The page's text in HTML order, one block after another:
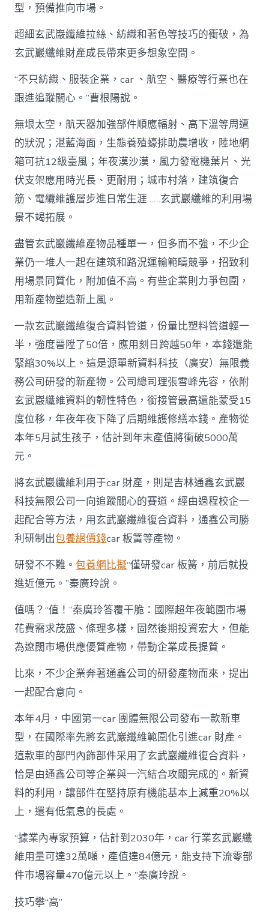
型，預備推向市場。
超細玄武巖纖維拉絲、紡織和著色等技巧的衝破，為
玄武巖纖維財產成長帶來更多想象空間。
“不只紡織、服裝企業，car 、航空、醫療等行業也在
跟進追蹤關心。”曹根陽說。
無垠太空，航天器加強部件順應輻射、高下溫等周遭
的狀況；湛藍海面，生態養殖蠔排助農增收，陸地網
箱可抗12級臺風；年夜漠沙漠，風力發電機葉片、光
伏支架應用時光長、更耐用；城市村落，建筑復合
筋、電纜維護層步進日常生涯……玄武巖纖維的利用場
景不竭拓展。
盡管玄武巖纖維產物品種單一，但多而不強，不少企
業仍一堆人一起在建筑和路況運輸範疇競爭，招致利
用場景同質化，附加值不高。有些企業則力爭包圍，
用新產物塑造新上風。
一款玄武巖纖維復合資料管道，份量比塑料管道輕一
半，強度晉陞了50倍，應用刻日跨越50年，本錢還能
緊縮30%以上。這是源單新資料科技（廣安）無限義
務公司研發的新產物。公司總司理張雪峰先容，依附
玄武巖纖維資料的韌性特色，銜接管最高還能蒙受15
度位移，年夜年夜下降了后期維護修繕本錢。產物從
本年5月試生孩子，估計到年末產值將衝破5000萬
元。
將玄武巖纖維利用于car 財產，則是吉林通鑫玄武巖
科技無限公司一向追蹤關心的賽道。經由過程校企一
起配合等方法，用玄武巖纖維復合資料，通鑫公司勝
利研制出包養網價錢car 板簧等產物。
研發不不難。包養網比擬“僅研發car 板簧，前后就投
進近億元。”秦廣玲說。
值嗎？“值！”秦廣玲答覆干脆：國際超年夜範圍市場
花費需求茂盛、條理多樣，固然後期投資宏大，但能
為遼闊市場供應優質產物，帶動企業成長提質。
比來，不少企業奔著通鑫公司的研發產物而來，提出
一起配合意向。
本年4月，中國第一car 團體無限公司發布一款新車
型，在國際率先將玄武巖纖維範圍化引進car 財產。
這款車的部門內飾部件采用了玄武巖纖維復合資料，
恰是由通鑫公司等企業與一汽結合攻關完成的。新資
料的利用，讓部件在堅持原有機能基本上減重20%以
上，還有低氣息的長處。
“據業內專家預算，估計到2030年，car 行業玄武巖纖
維用量可達32萬噸，產值達84億元，能支持下流零部
件市場容量470億元以上。”秦廣玲說。
技巧攀“高”